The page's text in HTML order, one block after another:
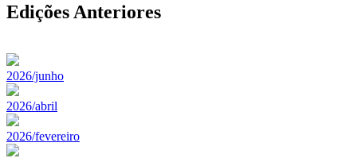
Edições Anteriores
2026/junho
2026/abril
2026/fevereiro